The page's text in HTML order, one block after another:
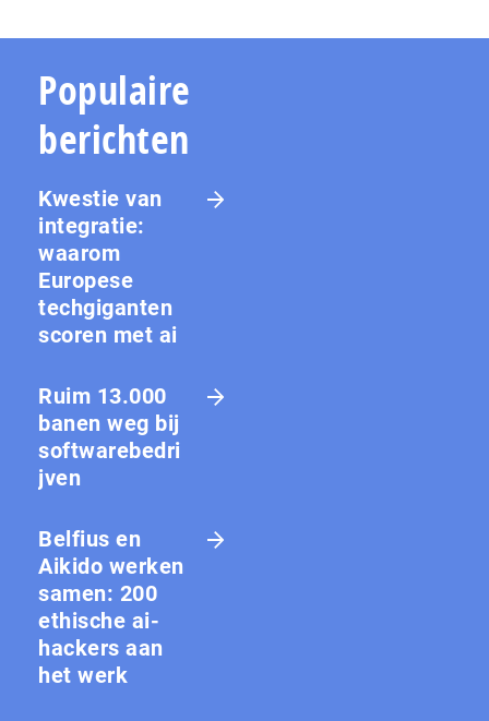
Populaire
berichten
Kwestie van
integratie:
waarom
Europese
techgiganten
scoren met ai
Ruim 13.000
banen weg bij
softwarebedri
jven
Belfius en
Aikido werken
samen: 200
ethische ai-
hackers aan
het werk